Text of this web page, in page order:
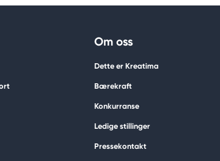
Om oss
Dette er Kreatima
Bærekraft
Konkurranse
Ledige stillinger
Pressekontakt